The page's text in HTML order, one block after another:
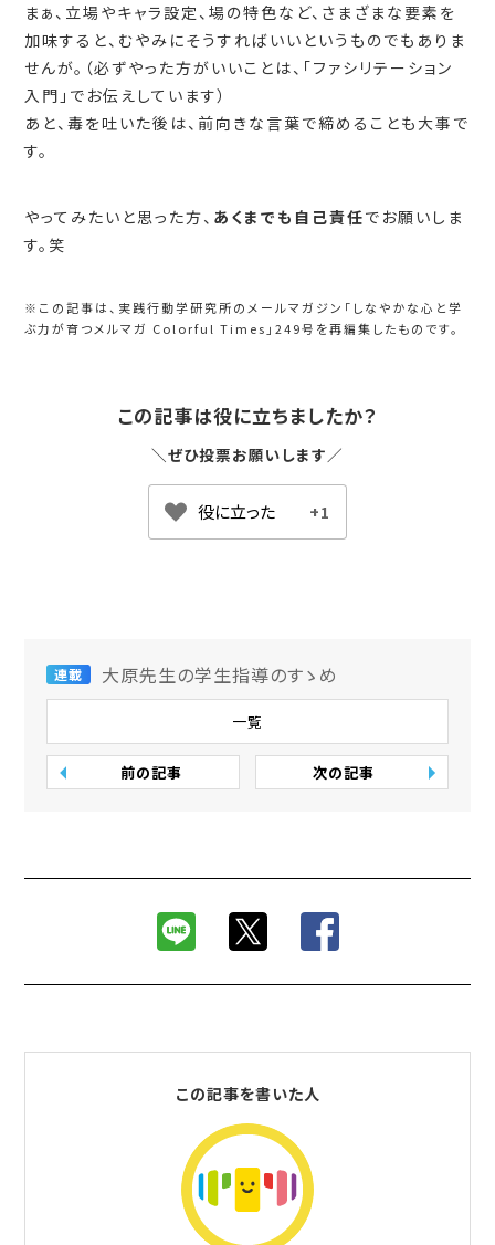
まぁ、立場やキャラ設定、場の特色など、さまざまな要素を
加味すると、むやみにそうすればいいというものでもありま
せんが。（必ずやった方がいいことは、「ファシリテーション
入門」でお伝えしています）
あと、毒を吐いた後は、前向きな言葉で締めることも大事で
す。
やってみたいと思った方、 あくまでも自己責任でお願いしま
す。笑
※この記事は、実践行動学研究所のメールマガジン「しなやかな心と学
ぶ力が育つメルマガ Colorful Times」249号を再編集したものです。
この記事は役に立ちましたか？
＼ぜひ投票お願いします／
+1
連載 大原先生の学生指導のすゝめ
前の記事
一覧
次の記事
この記事を書いた人